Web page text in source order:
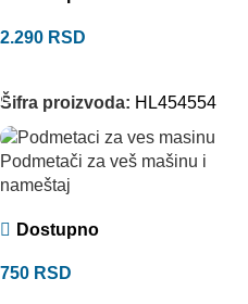
2.290 RSD
Šifra proizvoda: HL454554
Podmetači za veš mašinu i
nameštaj
Dostupno
750 RSD